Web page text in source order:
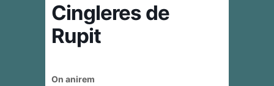
Cingleres de
Rupit
On anirem